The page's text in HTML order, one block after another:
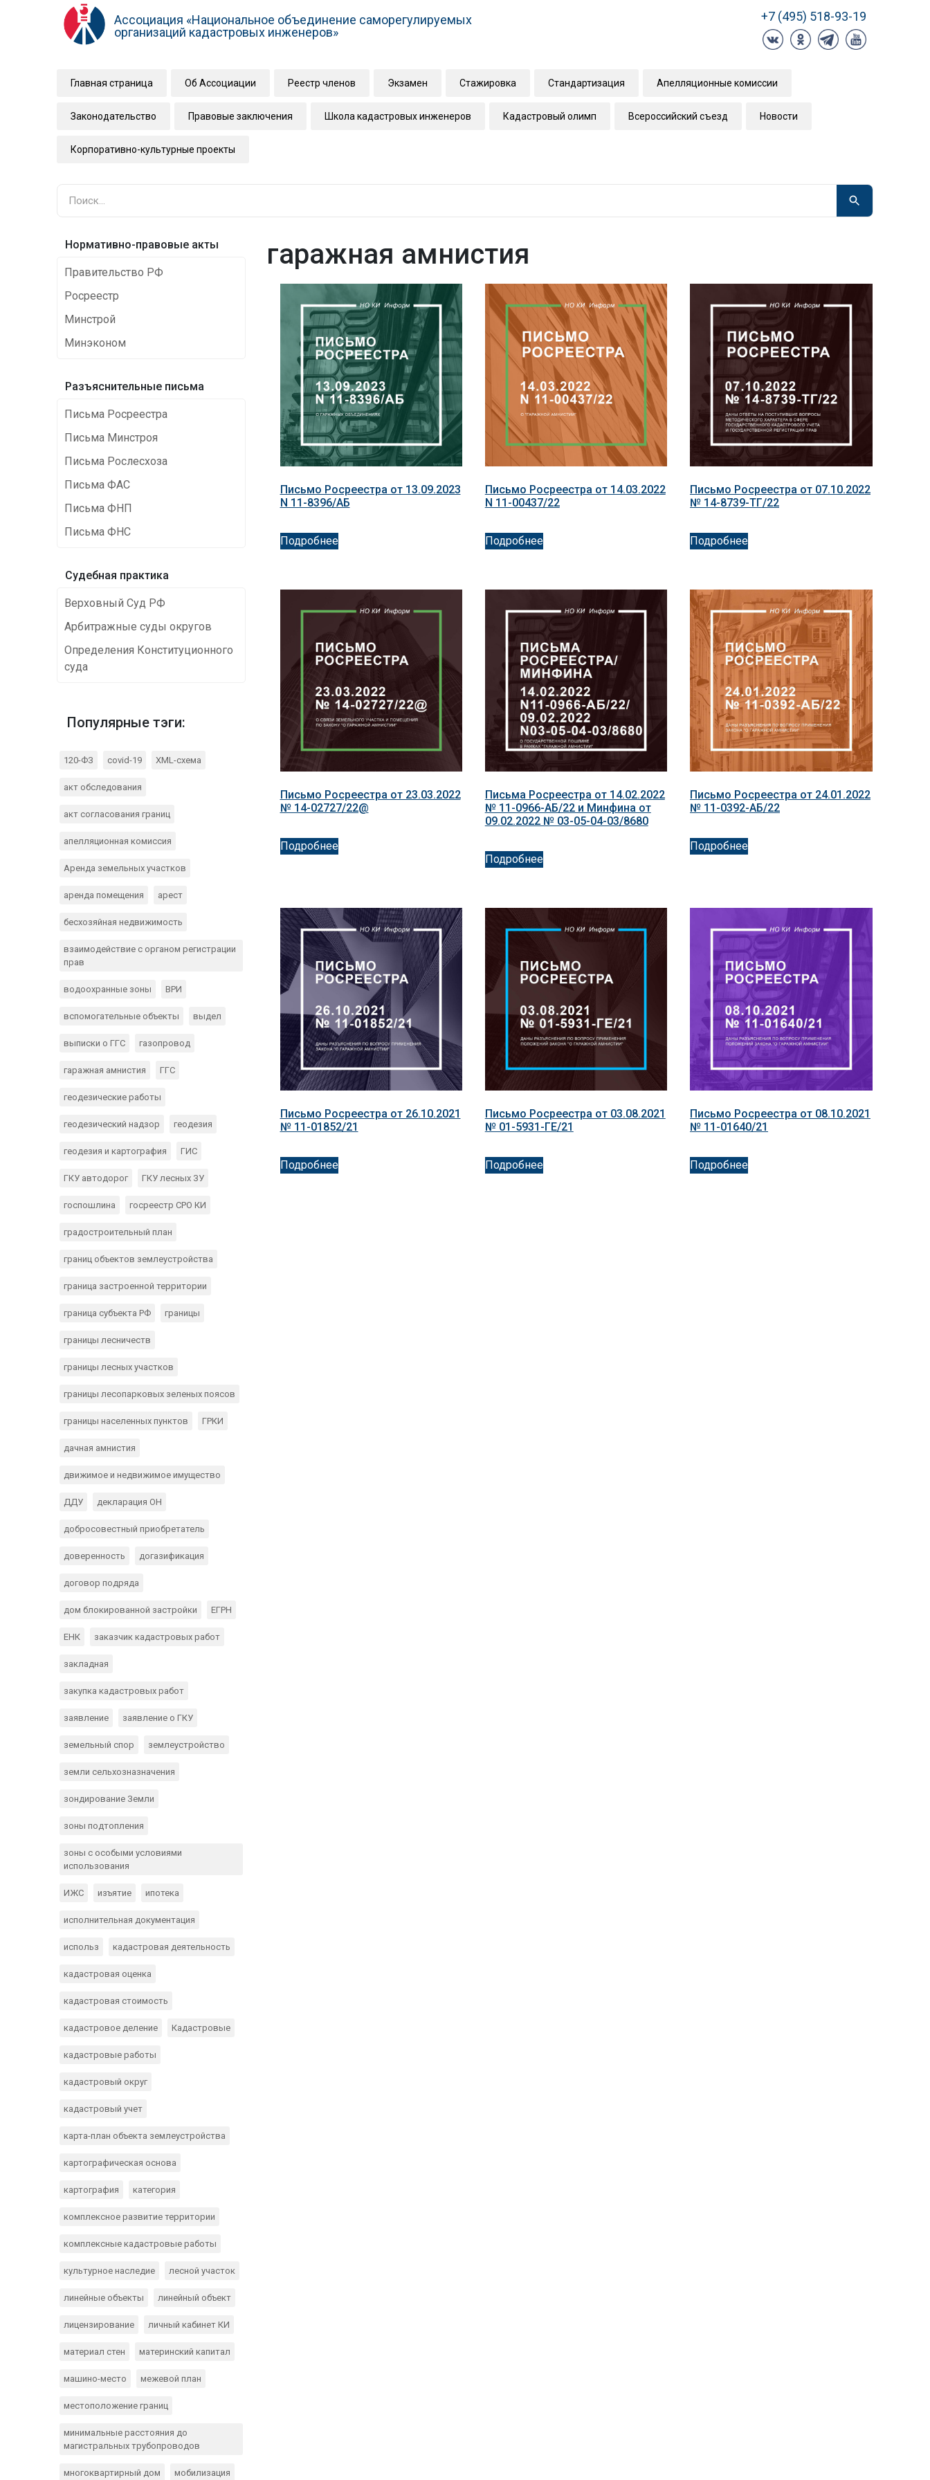
Ассоциация «Национальное объединение саморегулируемых
организаций кадастровых инженеров»
+7 (495) 518-93-19
Главная страница Об Ассоциации Реестр членов Экзамен Стажировка Стандартизация Апелляционные комиссии
Законодательство Правовые заключения Школа кадастровых инженеров Кадастровый олимп Всероссийский съезд Новости
Корпоративно-культурные проекты
Нормативно-правовые акты
Правительство РФ
Росреестр
Минстрой
Минэконом
Разъяснительные письма
Письма Росреестра
Письма Минстроя
Письма Рослесхоза
Письма ФАС
Письма ФНП
Письма ФНС
Cудебная практика
Верховный Суд РФ
Арбитражные суды округов
Определения Конституционного
суда
Популярные тэги:
120-ФЗ covid-19 XML-схема
акт обследования
акт согласования границ
апелляционная комиссия
Аренда земельных участков
аренда помещения арест
бесхозяйная недвижимость
взаимодействие с органом регистрации
прав
водоохранные зоны ВРИ
вспомогательные объекты выдел
выписки о ГГС газопровод
гаражная амнистия ГГС
геодезические работы
геодезический надзор геодезия
геодезия и картография ГИС
ГКУ автодорог ГКУ лесных ЗУ
госпошлина госреестр СРО КИ
градостроительный план
границ объектов землеустройства
граница застроенной территории
граница субъекта РФ границы
границы лесничеств
границы лесных участков
границы лесопарковых зеленых поясов
границы населенных пунктов ГРКИ
дачная амнистия
движимое и недвижимое имущество
ДДУ декларация ОН
добросовестный приобретатель
доверенность догазификация
договор подряда
дом блокированной застройки ЕГРН
ЕНК заказчик кадастровых работ
закладная
закупка кадастровых работ
заявление заявление о ГКУ
земельный спор землеустройство
земли сельхозназначения
зондирование Земли
зоны подтопления
зоны с особыми условиями
использования
ИЖС изъятие ипотека
исполнительная документация
использ кадастровая деятельность
кадастровая оценка
кадастровая стоимость
кадастровое деление Кадастровые
кадастровые работы
кадастровый округ
кадастровый учет
карта-план объекта землеустройства
картографическая основа
картография категория
комплексное развитие территории
комплексные кадастровые работы
культурное наследие лесной участок
линейные объекты линейный объект
лицензирование личный кабинет КИ
материал стен материнский капитал
машино-место межевой план
местоположение границ
минимальные расстояния до
магистральных трубопроводов
многоквартирный дом мобилизация
гаражная амнистия
Письмо Росреестра от 13.09.2023
N 11-8396/АБ
Подробнее
Письмо Росреестра от 14.03.2022
N 11-00437/22
Подробнее
Письмо Росреестра от 07.10.2022
№ 14-8739-ТГ/22
Подробнее
Письмо Росреестра от 23.03.2022
№ 14-02727/22@
Подробнее
Письма Росреестра от 14.02.2022
№ 11-0966-АБ/22 и Минфина от
09.02.2022 № 03-05-04-03/8680
Подробнее
Письмо Росреестра от 24.01.2022
№ 11-0392-АБ/22
Подробнее
Письмо Росреестра от 26.10.2021
№ 11-01852/21
Подробнее
Письмо Росреестра от 03.08.2021
№ 01-5931-ГЕ/21
Подробнее
Письмо Росреестра от 08.10.2021
№ 11-01640/21
Подробнее